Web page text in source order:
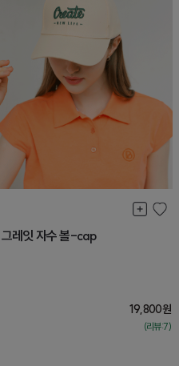
그레잇 자수 볼-cap
19,800원
(리뷰:7)